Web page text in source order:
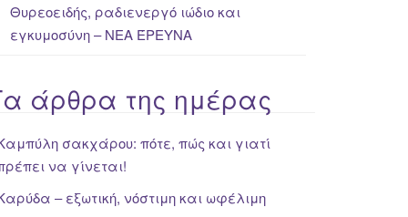
Θυρεοειδής, ραδιενεργό ιώδιο και
εγκυμοσύνη – ΝΕΑ ΈΡΕΥΝΑ
άρθρα της ημέρας
σακχάρου: πότε, πώς και γιατί
να γίνεται!
– εξωτική, νόστιμη και ωφέλιμη